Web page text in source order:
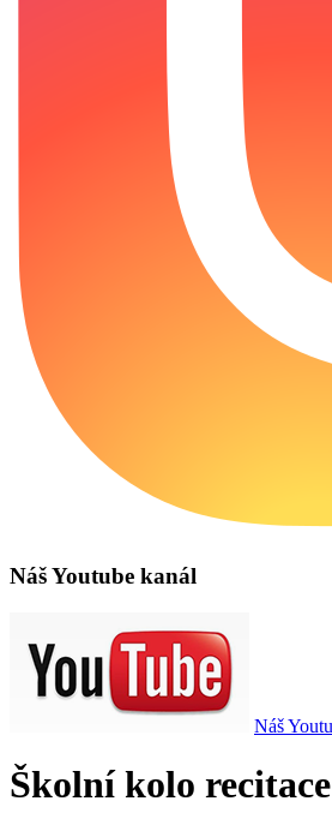
Náš Youtube kanál
Náš
Školní kolo